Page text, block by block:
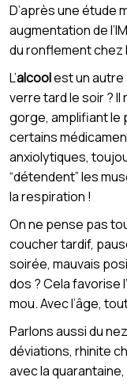
D’après une étude
augmentation de
du ronflement chez
L’alcoolest un
verre tard le soir ?
gorge, amplifiant le
certains
anxiolytiques,
“détendent” les
la respiration !
On ne pense pas
coucher tardif,
soirée, mauvais
dos ? Cela favorise
mou. Avec l’âge,
Parlons aussi du
déviations, rhinite
avec la